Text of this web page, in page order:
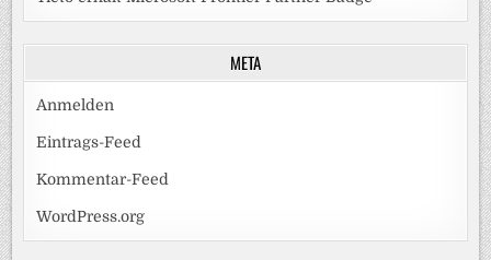
META
Anmelden
Eintrags-Feed
Kommentar-Feed
WordPress.org